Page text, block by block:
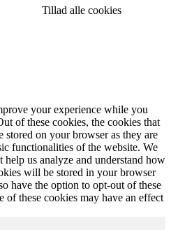
Tillad alle cookies
your experience while you
of these cookies, the cookies that
stored on your browser as they are
functionalities of the website. We
help us analyze and understand how
will be stored in your browser
have the option to opt-out of these
these cookies may have an effect